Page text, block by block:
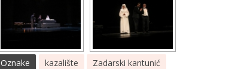
Oznake kazalište Zadarski kantunić